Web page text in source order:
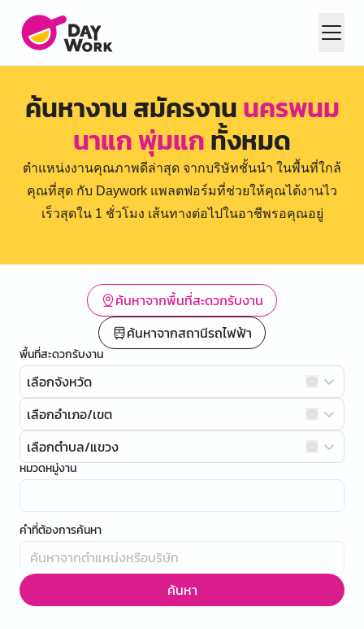
ค้นหางาน สมัครงานนครพนม
นาแก พุ่มแกทั้งหมด
ตำแหน่งงานคุณภาพดีล่าสุด จากบริษัทชั้นนำ ในพื้นที่ใกล้
คุณที่สุด กับ Daywork แพลตฟอร์มที่ช่วยให้คุณได้งานไว
เร็วสุดใน 1 ชั่วโมง เส้นทางต่อไปในอาชีพรอคุณอยู่
ค้นหาจากพื้นที่สะดวกรับงาน
ค้นหาจากสถานีรถไฟฟ้า
พื้นที่สะดวกรับงาน
เลือกจังหวัด
เลือกอำเภอ/เขต
เลือกตำบล/แขวง
หมวดหมู่งาน
คำที่ต้องการค้นหา
ค้นหา